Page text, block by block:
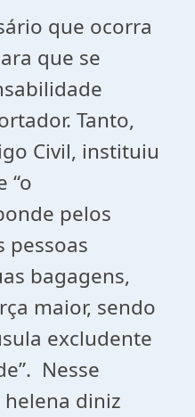
que ocorra
que se
Tanto,
Civil, instituiu
“o
pelos
pessoas
bagagens,
maior, sendo
excludente
Nesse
diniz